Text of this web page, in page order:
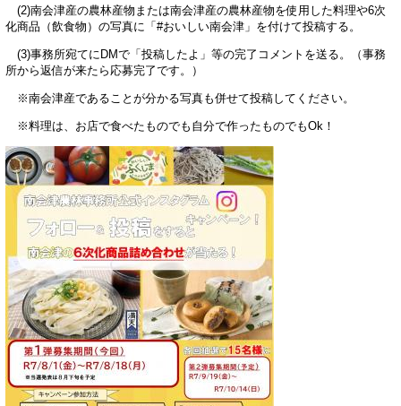
(2)南会津産の農林産物または南会津産の農林産物を使用した料理や6次
化商品（飲食物）の写真に「#おいしい南会津」を付けて投稿する。
(3)事務所宛てにDMで「投稿したよ」等の完了コメントを送る。（事務
所から返信が来たら応募完了です。）
※南会津産であることが分かる写真も併せて投稿してください。
※料理は、お店で食べたものでも自分で作ったものでもOk！